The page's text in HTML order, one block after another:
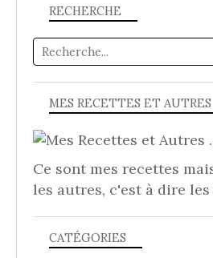
RECHERCHE
MES RECETTES ET AUTRES
Ce sont mes recettes
les autres, c'est à dire
CATÉGORIES